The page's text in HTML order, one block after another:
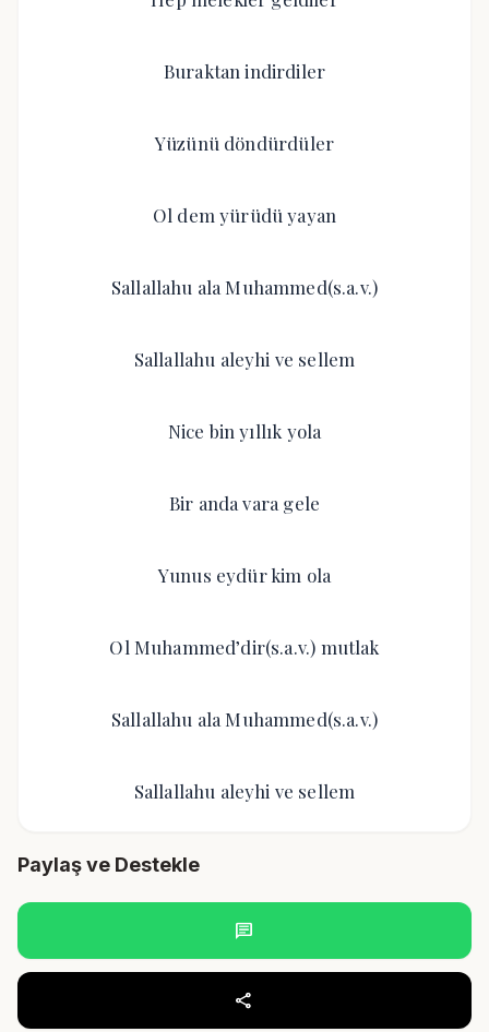
Buraktan indirdiler
Yüzünü döndürdüler
Ol dem yürüdü yayan
Sallallahu ala Muhammed(s.a.v.)
Sallallahu aleyhi ve sellem
Nice bin yıllık yola
Bir anda vara gele
Yunus eydür kim ola
Ol Muhammed’dir(s.a.v.) mutlak
Sallallahu ala Muhammed(s.a.v.)
Sallallahu aleyhi ve sellem
Paylaş ve Destekle
chat
share